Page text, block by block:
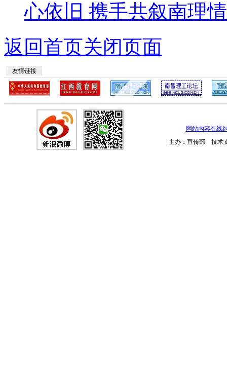
心依旧 携手共叙南理
返回首页关闭页面
友情链接
网站内容在线
主办：宣传部 技术